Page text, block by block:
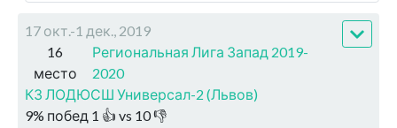
17 окт.-1 дек., 2019
16
место
Региональная Лига Запад 2019-
2020
КЗ ЛОДЮСШ Универсал-2 (Львов)
9% побед 1 👍 vs 10👎